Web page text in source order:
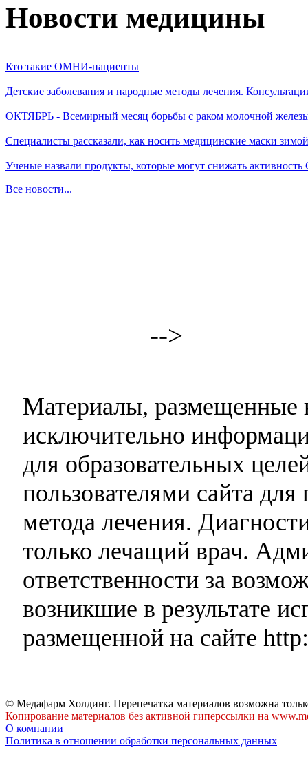
Новости медицины
Кто такие ОМНИ-пациенты
Детские заболевания и народные методы лечения.
ОКТЯБРЬ - Всемирный месяц борьбы с раком молочной
Специалисты рассказали, как носить медицинские маски зимой
Ученые назвали продукты, которые могут снижать
Все новости...
-->
Материалы, размещенные
исключительно
для образовательных
пользователями сайта
метода лечения.
только лечащий врач.
ответственности за
возникшие в результате
размещенной на сайте
© Медафарм Холдинг. Перепечатка материалов возможна
Копирование материалов без активной гиперссылки на
О компании
Политика в отношении обработки персональных данных